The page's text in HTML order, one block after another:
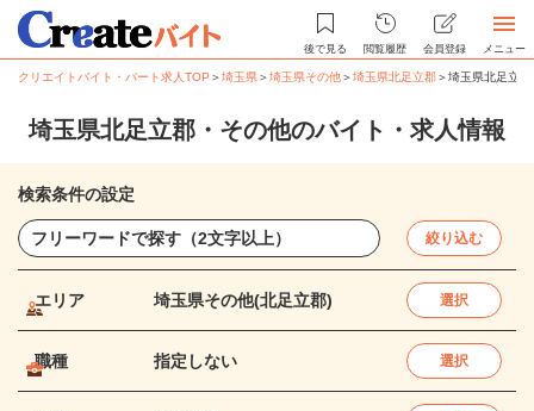
後で見る 閲覧履歴 会員登録 メニュー
クリエイトバイト・パート求人TOP ＞埼玉県＞埼玉県その他＞埼玉県北足立郡＞埼玉県北足立
埼玉県北足立郡・その他のバイト・求人情報
検索条件の設定
絞り込む
エリア 埼玉県その他(北足立郡) 選択
職種 指定しない 選択